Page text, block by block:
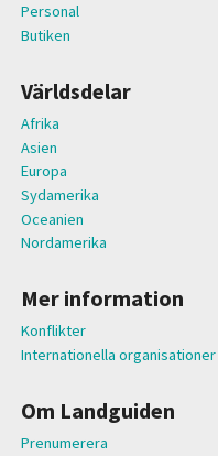
Personal
Butiken
Världsdelar
Afrika
Asien
Europa
Sydamerika
Oceanien
Nordamerika
Mer information
Konflikter
Internationella organisationer
Om Landguiden
Prenumerera